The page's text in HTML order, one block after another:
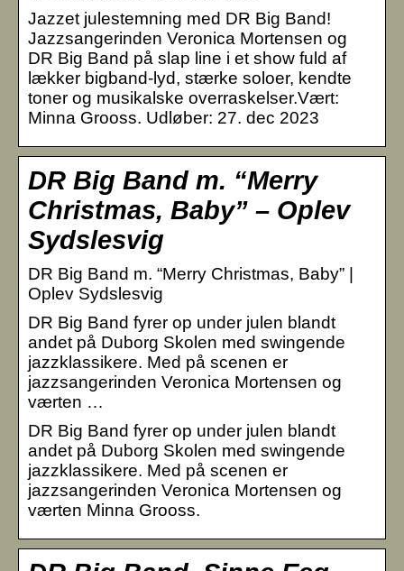
Jazzet julestemning med DR Big Band!
Jazzsangerinden Veronica Mortensen og
DR Big Band på slap line i et show fuld af
lækker bigband-lyd, stærke soloer, kendte
toner og musikalske overraskelser.Vært:
Minna Grooss. Udløber: 27. dec 2023
DR Big Band m. “Merry
Christmas, Baby” – Oplev
Sydslesvig
DR Big Band m. “Merry Christmas, Baby” |
Oplev Sydslesvig
DR Big Band fyrer op under julen blandt
andet på Duborg Skolen med swingende
jazzklassikere. Med på scenen er
jazzsangerinden Veronica Mortensen og
værten …
DR Big Band fyrer op under julen blandt
andet på Duborg Skolen med swingende
jazzklassikere. Med på scenen er
jazzsangerinden Veronica Mortensen og
værten Minna Grooss.